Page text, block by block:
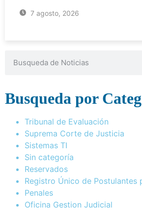
7 agosto, 2026
Busqueda por
Tribunal de Evaluación
Suprema Corte de Justicia
Sistemas TI
Sin categoría
Reservados
Registro Único de Postulantes
Penales
Oficina Gestion Judicial